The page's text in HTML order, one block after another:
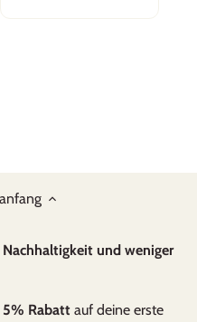
und weniger
5% Rabatt auf deine erste